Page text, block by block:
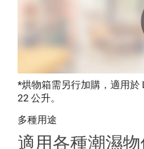
*烘物箱需另行加購，適用於
22 公升。
多種用途
適用各種潮濕